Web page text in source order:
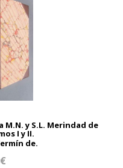
y S.L. Merindad de
I y II.
de.